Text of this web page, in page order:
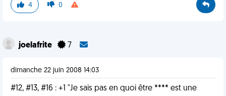
4 0
joelafrite 7
dimanche 22 juin 2008 14:03
#12, #13, #16 : +1 "Je sais pas en quoi être **** est une